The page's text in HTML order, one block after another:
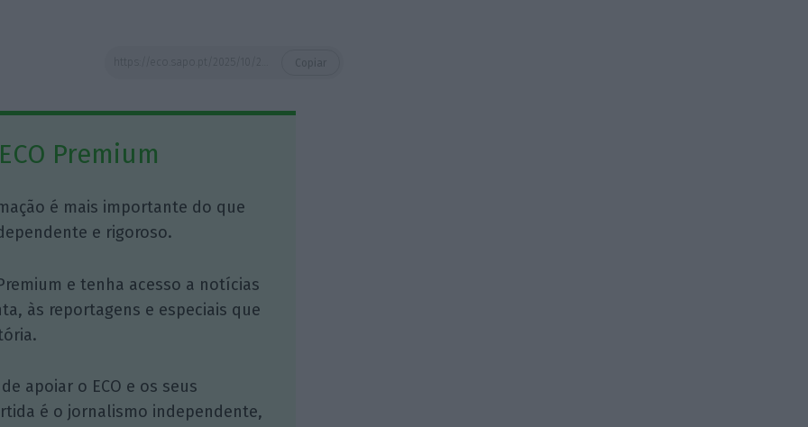
Premium
é mais importante do que
e rigoroso.
e tenha acesso a notícias
às reportagens e especiais que
apoiar o ECO e os seus
é o jornalismo independente,